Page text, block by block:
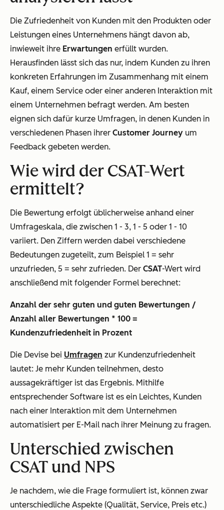
Die Zufriedenheit von Kunden mit den Produkten oder
Leistungen eines Unternehmens hängt davon ab,
inwieweit ihre Erwartungen erfüllt wurden.
Herausfinden lässt sich das nur, indem Kunden zu ihren
konkreten Erfahrungen im Zusammenhang mit einem
Kauf, einem Service oder einer anderen Interaktion mit
einem Unternehmen befragt werden. Am besten
eignen sich dafür kurze Umfragen, in denen Kunden in
verschiedenen Phasen ihrer Customer Journey um
Feedback gebeten werden.
Wie wird der CSAT-Wert
ermittelt?
Die Bewertung erfolgt üblicherweise anhand einer
Umfrageskala, die zwischen 1 - 3, 1 - 5 oder 1 - 10
variiert. Den Ziffern werden dabei verschiedene
Bedeutungen zugeteilt, zum Beispiel 1 = sehr
unzufrieden, 5 = sehr zufrieden. Der CSAT-Wert wird
anschließend mit folgender Formel berechnet:
Anzahl der sehr guten und guten Bewertungen /
Anzahl aller Bewertungen * 100 =
Kundenzufriedenheit in Prozent
Die Devise bei Umfragen zur Kundenzufriedenheit
lautet: Je mehr Kunden teilnehmen, desto
aussagekräftiger ist das Ergebnis. Mithilfe
entsprechender Software ist es ein Leichtes, Kunden
nach einer Interaktion mit dem Unternehmen
automatisiert per E-Mail nach ihrer Meinung zu fragen.
Unterschied zwischen
CSAT und NPS
Je nachdem, wie die Frage formuliert ist, können zwar
unterschiedliche Aspekte (Qualität, Service, Preis etc.)